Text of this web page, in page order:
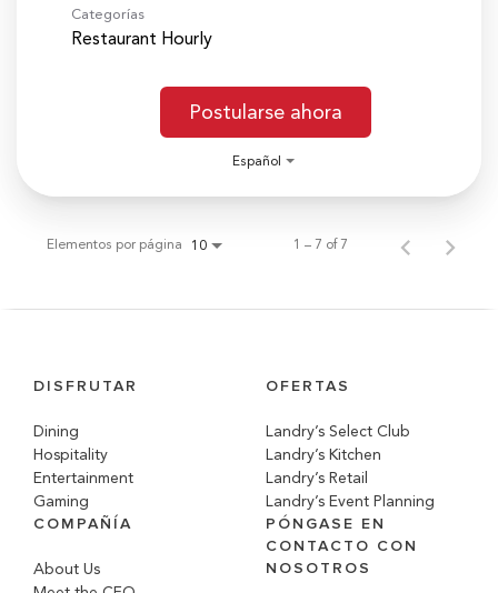
Categorías
Restaurant Hourly
Postularse ahora
Español
Elementos por página 10 1 – 7 of 7
DISFRUTAR
Dining
Hospitality
Entertainment
Gaming
OFERTAS
Landry’s Select Club
Landry’s Kitchen
Landry’s Retail
Landry’s Event Planning
COMPAÑÍA
About Us
PÓNGASE EN
CONTACTO CON
NOSOTROS